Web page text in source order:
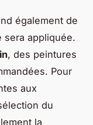
également de
appliquée.
, des peintures
Pour
aux
du
la